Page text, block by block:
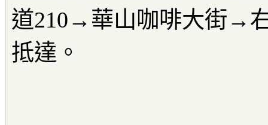
道210→華山咖啡大街→
抵達。